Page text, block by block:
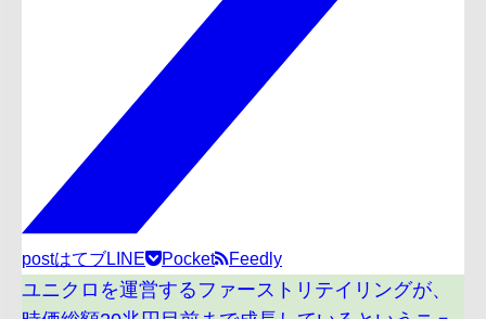
postはてブLINE Pocket Feedly
ユニクロを運営するファーストリテイリングが、